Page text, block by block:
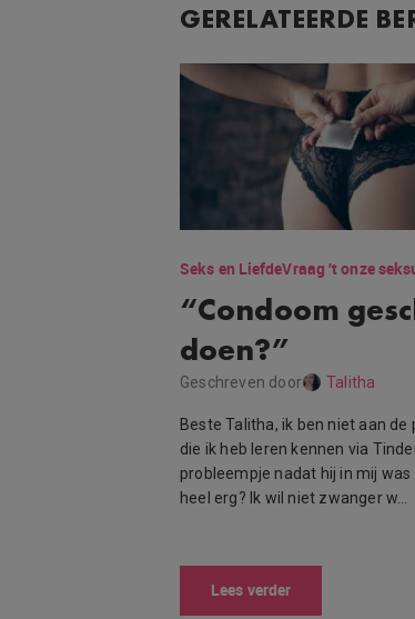
GERELATEERDE
Seks en LiefdeVraag 't onze
“Condoom
doen?”
Geschreven door Talitha
Beste Talitha, ik ben niet aan
die ik heb leren kennen via
probleempje nadat hij in mij
heel erg? Ik wil niet zwanger w…
Lees verder